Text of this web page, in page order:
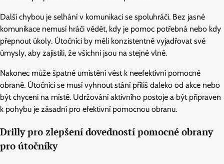
Další chybou je selhání v komunikaci se spoluhráči. Bez jasné
komunikace nemusí hráči vědět, kdy je pomoc potřebná nebo kdy
přepnout úkoly. Útočníci by měli konzistentně vyjadřovat své
úmysly, aby zajistili, že všichni jsou na stejné vlně.
Nakonec může špatné umístění vést k neefektivní pomocné
obraně. Útočníci se musí vyhnout stání příliš daleko od akce nebo
být chyceni na místě. Udržování aktivního postoje a být připraven
k pohybu je zásadní pro efektivní pomocnou obranu.
Drilly pro zlepšení dovedností pomocné obrany
pro útočníky